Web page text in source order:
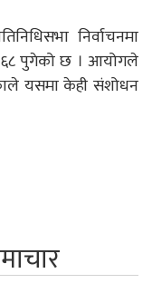
निर्वाचनमा
६८ पुगेको छ । आयोगले
यसमा केही संशोधन